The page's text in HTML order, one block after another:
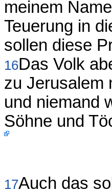
meinem
Teuerung in
sollen diese
16Das Volk
zu Jerusalem
und niemand
Söhne und
17Auch das